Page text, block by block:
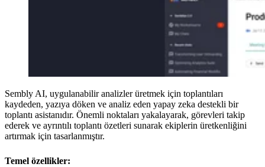
Sembly AI, uygulanabilir analizler üretmek için toplantıları
kaydeden, yazıya döken ve analiz eden yapay zeka destekli bir
toplantı asistanıdır. Önemli noktaları yakalayarak, görevleri takip
ederek ve ayrıntılı toplantı özetleri sunarak ekiplerin üretkenliğini
artırmak için tasarlanmıştır.
Temel özellikler: